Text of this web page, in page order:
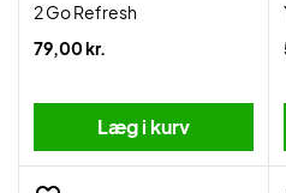
2 Go Refresh
79,00 kr.
Læg i kurv